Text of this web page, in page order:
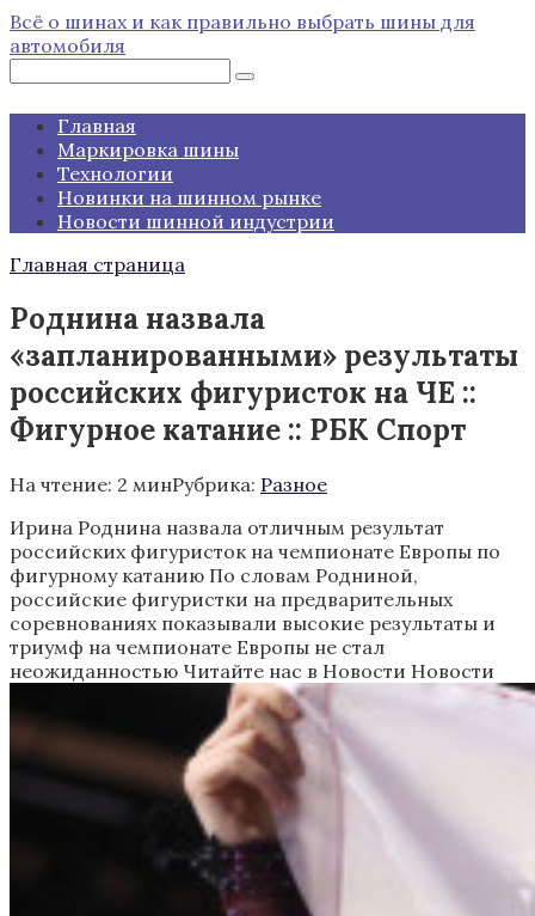
Перейти
к
Всё о шинах и как правильно выбрать шины для
автомобиля
Главная
Маркировка шины
Технологии
Новинки на шинном рынке
Новости шинной индустрии
Главная страница
Роднина назвала
«запланированными» результаты
российских фигуристок на ЧЕ ::
Фигурное катание :: РБК Спорт
На чтение: 2 минРубрика: Разное
Ирина Роднина назвала отличным результат
российских фигуристок на чемпионате Европы по
фигурному катанию По словам Родниной,
российские фигуристки на предварительных
соревнованиях показывали высокие результаты и
триумф на чемпионате Европы не стал
неожиданностью Читайте нас в Новости Новости